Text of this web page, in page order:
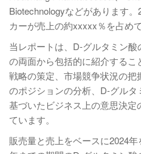
Biotechnologyなどがあります
カーが売上の約xxxxx％を占めて
当レポートは、D-グルタミン
の両面から包括的に紹介する
戦略の策定、市場競争状況の
のポジションの分析、D-グル
基づいたビジネス上の意思決
ています。
販売量と売上をベースに2024